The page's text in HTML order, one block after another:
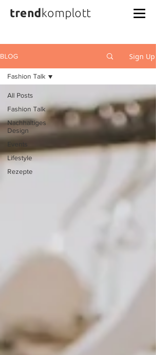
trend komplott
BLOG Sign Up
All Posts
Fashion Talk
Nachhaltiges
Design
Events
Lifestyle
Rezepte
Fashion Talk